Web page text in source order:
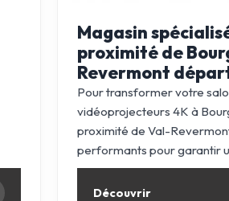
Magasin
proximité de
Revermont
Pour transformer votre
vidéoprojecteurs 4K à
proximité de Val-
performants pour garantir
Découvrir